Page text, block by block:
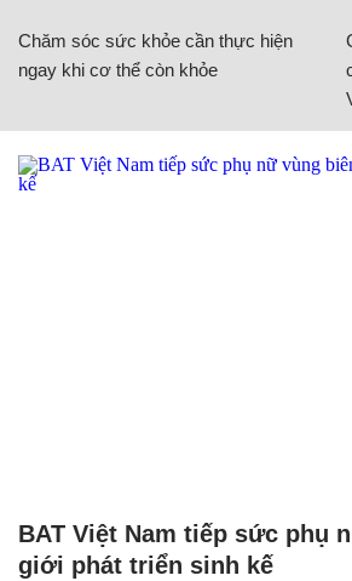
Chăm sóc sức khỏe cần thực hiện
ngay khi cơ thể còn khỏe
BAT Việt Nam tiếp sức phụ
giới phát triển sinh kế